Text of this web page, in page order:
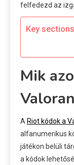
felfedezd az
Key
Mik
A Riot kódok a
alfanumerikus
játékon belüli
a kódok